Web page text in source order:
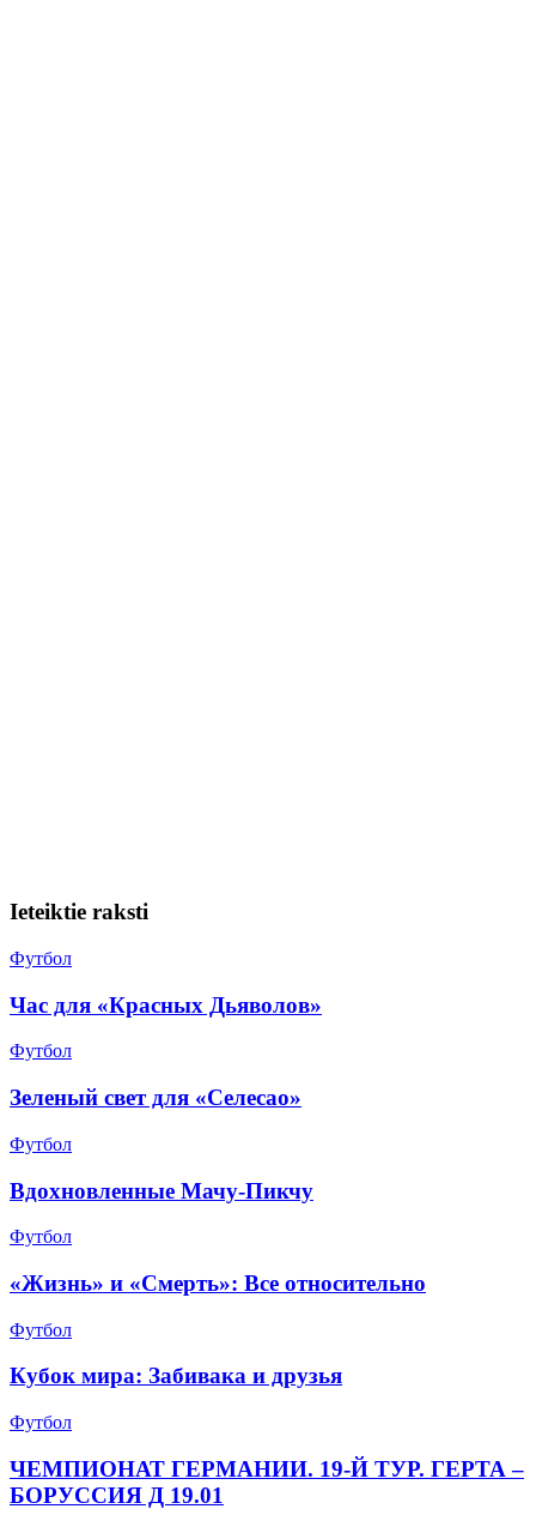
Ieteiktie raksti
Футбол
Час для «Красных Дьяволов»
Футбол
Зеленый свет для «Селесао»
Футбол
Вдохновленные Мачу-Пикчу
Футбол
«Жизнь» и «Смерть»: Все относительно
Футбол
Кубок мира: Забивака и друзья
Футбол
ЧЕМПИОНАТ ГЕРМАНИИ. 19-Й ТУР. ГЕРТА –
БОРУССИЯ Д 19.01